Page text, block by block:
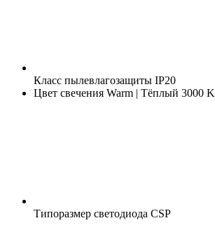
Класс пылевлагозащиты IP20
Цвет свечения Warm | Тёплый 3000 K
Типоразмер светодиода CSP